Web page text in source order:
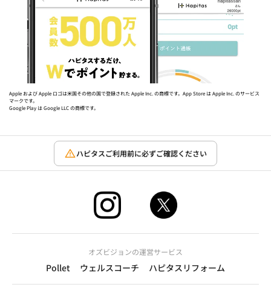
Apple および Apple ロゴは米国その他の国で登録された Apple Inc. の商標です。App Store は Apple Inc. のサービス
マークです。
Google Play は Google LLC の商標です。
ハピタスご利用前に必ずご確認ください
オズビジョンの運営サービス
Pollet ウェルスコーチ ハピタスリフォーム